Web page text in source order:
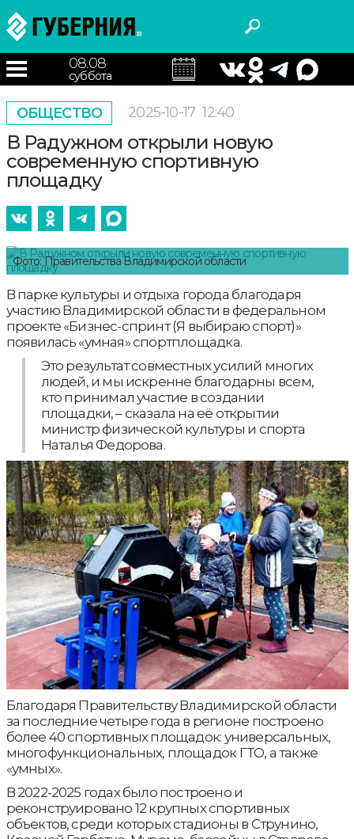
08.08
суббота
ОБЩЕСТВО 2025-10-17 12:40
В Радужном открыли новую
современную спортивную
площадку
Фото: Правительства Владимирской области
В парке культуры и отдыха города благодаря
участию Владимирской области в федеральном
проекте «Бизнес-спринт (Я выбираю спорт)»
появилась «умная» спортплощадка.
Это результат совместных усилий многих
людей, и мы искренне благодарны всем,
кто принимал участие в создании
площадки, – сказала на её открытии
министр физической культуры и спорта
Наталья Федорова.
Благодаря Правительству Владимирской области
за последние четыре года в регионе построено
более 40 спортивных площадок: универсальных,
многофункциональных, площадок ГТО, а также
«умных».
В 2022-2025 годах было построено и
реконструировано 12 крупных спортивных
объектов, среди которых стадионы в Струнино,